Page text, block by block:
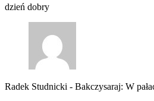
dzień dobry
Radek Studnicki - Bakczysaraj: W